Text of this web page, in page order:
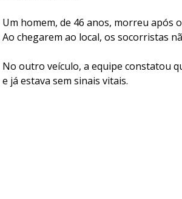
Um homem, de 46 anos, morreu após
Ao chegarem ao local, os socorristas
No outro veículo, a equipe constatou
e já estava sem sinais vitais.